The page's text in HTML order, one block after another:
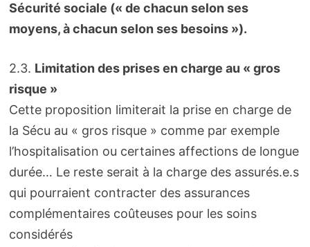
Sécurité sociale (« de chacun selon ses
moyens, à chacun selon ses besoins »).
2.3. Limitation des prises en charge au « gros
risque »
Cette proposition limiterait la prise en charge de
la Sécu au « gros risque » comme par exemple
l’hospitalisation ou certaines affections de longue
durée… Le reste serait à la charge des assurés.e.s
qui pourraient contracter des assurances
complémentaires coûteuses pour les soins
considérés